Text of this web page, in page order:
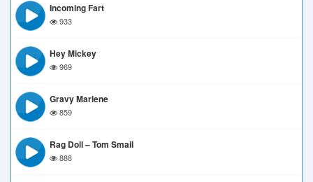
Incoming Fart
933
Hey Mickey
969
Gravy Marlene
859
Rag Doll – Tom Smail
888